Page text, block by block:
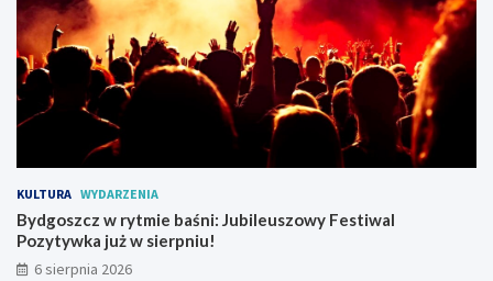
c
a
r
u
c
h
m
w
a
j
KULTURA WYDARZENIA
Bydgoszcz w rytmie baśni: Jubileuszowy Festiwal
Pozytywka już w sierpniu!
6 sierpnia 2026